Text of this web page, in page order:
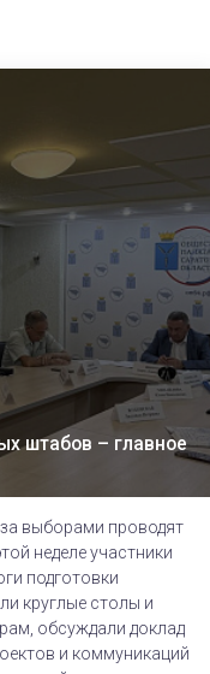
штабов – главное
выборами проводят
неделе участники
подготовки
круглые столы и
обсуждали доклад
и коммуникаций